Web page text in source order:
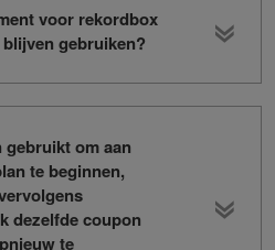
voor rekordbox
gebruiken?
om aan
te beginnen,
dezelfde coupon
te